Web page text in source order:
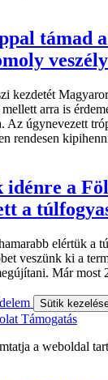
támad
kezdetét
arra is
Az úgynevezett
rendesen
a
a
elértük a
veszünk ki a
Már most
Sütik
Támogatás
a weboldal